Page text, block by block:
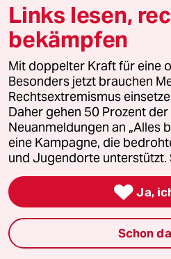
Ricky-13
11.04.2021,17:20 Uhr
"Wir
Perspektive, dass
unabänderliches
uns kommen aus
und haben sich
die Frage, ob die
Bürger noch
"Während der
(1998 bis 2005)
Reformpolitik ein
„Schröderianer“
Links lesen,
bekämpfen
Mit doppelter Kraft für eine
Besonders jetzt brauchen
Rechtsextremismus
Daher gehen 50 Prozent
Neuanmeldungen an „Alles
eine Kampagne, die
und Jugendorte unterstützt.
 Ja,
Schon